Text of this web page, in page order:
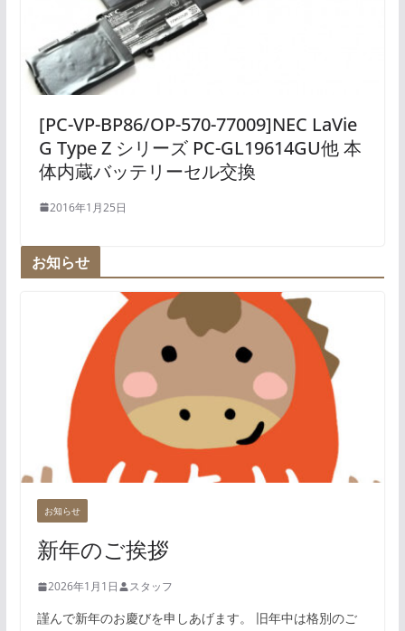
[PC-VP-BP86/OP-570-77009]NEC LaVie
G Type Z シリーズ PC-GL19614GU他 本
体内蔵バッテリーセル交換
2016年1月25日
お知らせ
お知らせ
新年のご挨拶
2026年1月1日 スタッフ
謹んで新年のお慶びを申しあげます。 旧年中は格別のご